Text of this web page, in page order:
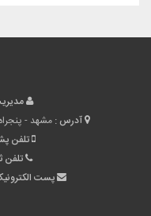
آدرس : مشهد - پنجراه
تلفن
تلفن
پست